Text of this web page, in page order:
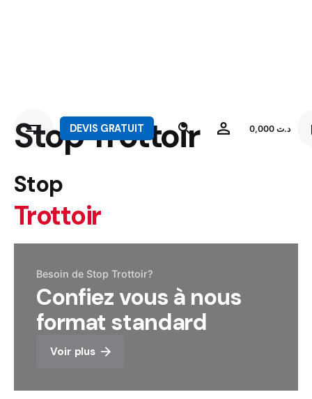
DEVIS GRATUIT د.ت0,000
Stop Trottoir
Stop
Trottoir
Besoin de Stop Trottoir?
Confiez vous à nous
format standard
Voir plus